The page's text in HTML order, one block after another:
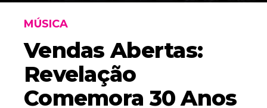
MÚSICA
Vendas Abertas:
Revelação
Comemora 30 Anos